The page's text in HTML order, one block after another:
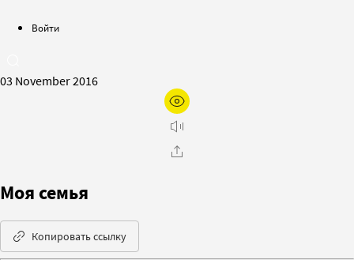
Войти
03 November 2016
Моя семья
Копировать ссылку